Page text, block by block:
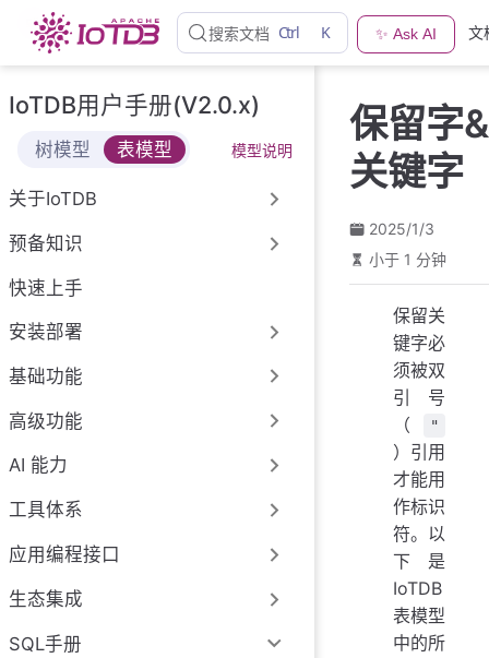
跳
至
主
要
內
容
搜索文档 Ctrl K ✨ Ask AI 文
IoTDB用户手册(V2.0.x)
树模型 表模型 模型说明
关于IoTDB
预备知识
快速上手
安装部署
基础功能
高级功能
AI 能力
工具体系
应用编程接口
生态集成
SQL手册
保留字&
关键字
2025/1/3
小于 1 分钟
保留关
键字必
须被双
引号
（
"
）引用
才能用
作标识
符。以
下是
IoTDB
表模型
中的所